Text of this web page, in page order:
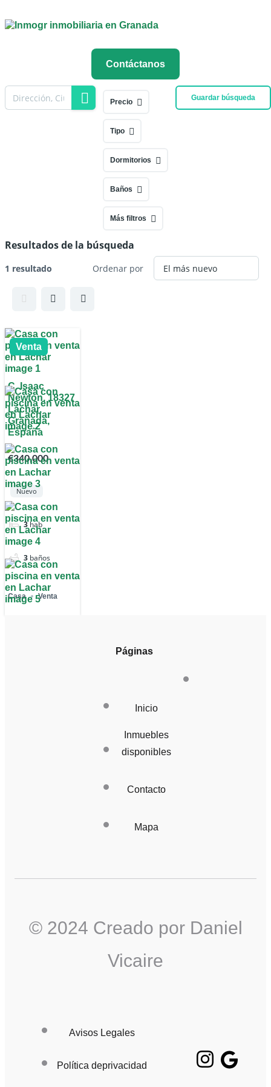
Contáctanos
Guardar búsqueda
Precio
Tipo
Dormitorios
Baños
Más filtros
Resultados de la búsqueda
1 resultado Ordenar por
Venta
C. Isaac
Newton, 18327
Láchar,
Granada,
España
€340,000
Nuevo
3 hab
3 baños
Casa Venta
Páginas
Inicio
Inmuebles
disponibles
Contacto
Mapa
© 2024 Creado por Daniel
Vicaire
Avisos Legales
Política deprivacidad